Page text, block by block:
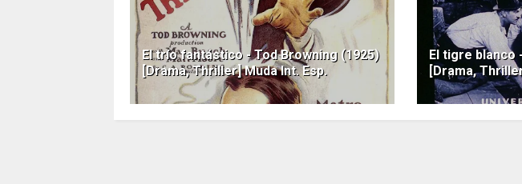
El trío fantástico - Tod Browning (1925)
[Drama, Thriller] Muda Int. Esp.
El tigre blanco
[Drama,